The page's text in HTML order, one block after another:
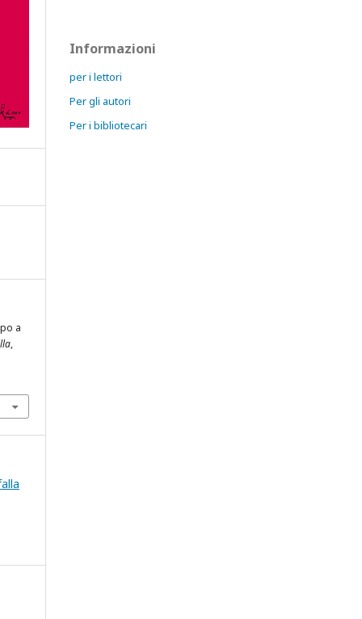
a
,
Informazioni
per i lettori
Per gli autori
Per i bibliotecari